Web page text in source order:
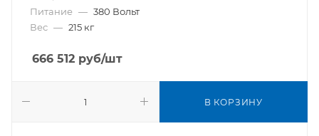
Питание — 380 Вольт
Вес — 215 кг
666 512 руб/шт
В КОРЗИНУ